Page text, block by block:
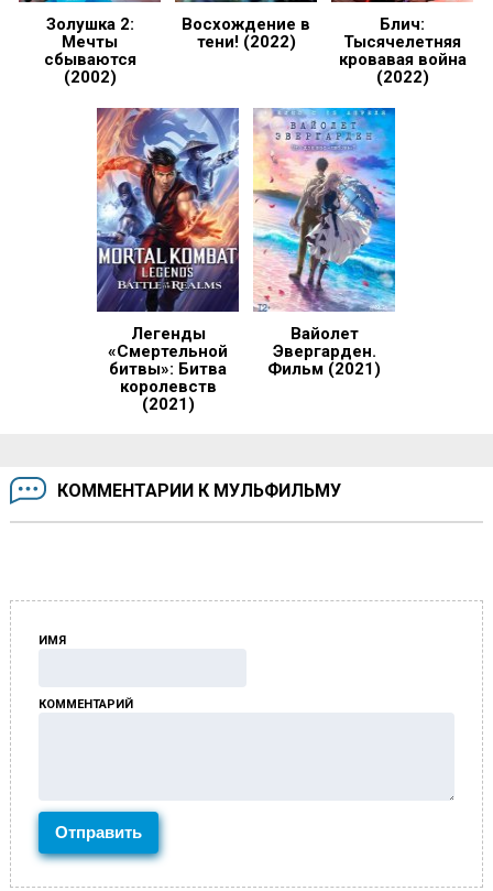
Золушка 2:
Мечты
сбываются
(2002)
Восхождение в
тени! (2022)
Блич:
Тысячелетняя
кровавая война
(2022)
Легенды
«Смертельной
битвы»: Битва
королевств
(2021)
Вайолет
Эвергарден.
Фильм (2021)
КОММЕНТАРИИ К МУЛЬФИЛЬМУ
ИМЯ
КОММЕНТАРИЙ